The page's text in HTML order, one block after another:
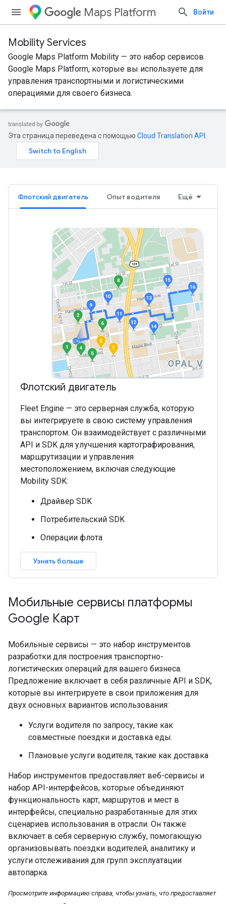
Maps Platform Войти
Mobility Services
Google Maps Platform Mobility — это набор сервисов
Google Maps Platform, которые вы используете для
управления транспортными и логистическими
операциями для своего бизнеса.
Эта страница переведена с помощью Cloud Translation API
Флотский двигатель Опыт водителя Ещё
Флотский двигатель
Fleet Engine — это серверная служба, которую
вы интегрируете в свою систему управления
транспортом. Он взаимодействует с различными
API и SDK для улучшения картографирования,
маршрутизации и управления
местоположением, включая следующие
Mobility SDK:
Драйвер SDK
Потребительский SDK
Операции флота
Узнать больше
Мобильные сервисы платформы
Google Карт
Мобильные сервисы — это набор инструментов
разработки для построения транспортно-
логистических операций для вашего бизнеса.
Предложение включает в себя различные API и SDK,
которые вы интегрируете в свои приложения для
двух основных вариантов использования:
Услуги водителя по запросу, такие как
совместные поездки и доставка еды.
Плановые услуги водителя, такие как доставка
Набор инструментов предоставляет веб-сервисы и
набор API-интерфейсов, которые объединяют
функциональность карт, маршрутов и мест в
интерфейсы, специально разработанные для этих
сценариев использования в отрасли. Он также
включает в себя серверную службу, помогающую
организовывать поездки водителей, аналитику и
услуги отслеживания для групп эксплуатации
автопарка.
Просмотрите информацию справа, чтобы узнать, что предоставляет